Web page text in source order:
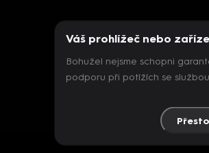
Váš prohlížeč nebo
Bohužel nejsme schopni
podporu při potížích se